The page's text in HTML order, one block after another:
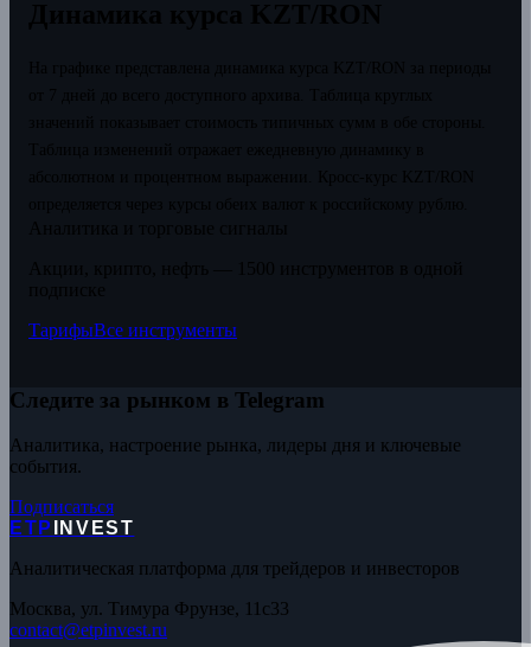
ТарифыВсе инструменты
Следите за рынком в Telegram
Аналитика, настроение рынка, лидеры дня и ключевые
события.
Подписаться
ETP
INVEST
Аналитическая платформа для трейдеров и инвесторов
Москва, ул. Тимура Фрунзе, 11с33
contact@etpinvest.ru